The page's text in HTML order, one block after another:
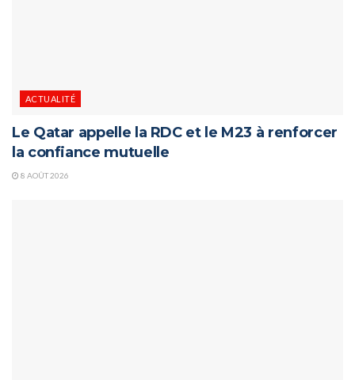
ACTUALITÉ
Le Qatar appelle la RDC et le M23 à renforcer
la confiance mutuelle
8 AOÛT 2026